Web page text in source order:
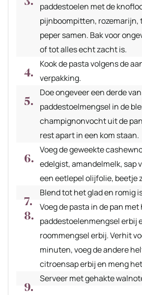
paddestoelen met de
pijnboompitten, rozemarijn,
peper samen. Bak voor
of tot alles echt zacht is.
Kook de pasta volgens de
verpakking.
Doe ongeveer een derde
paddestoelmengsel in de
champignonvocht uit de
rest apart in een kom staan.
Voeg de geweekte
edelgist, amandelmelk, sap
een eetlepel olijfolie, beetje
Blend tot het glad en romig
Voeg de pasta in de pan met
paddestoelenmengsel erbij
roommengsel erbij. Verhit
minuten, voeg de andere
citroensap erbij en meng
Serveer met gehakte